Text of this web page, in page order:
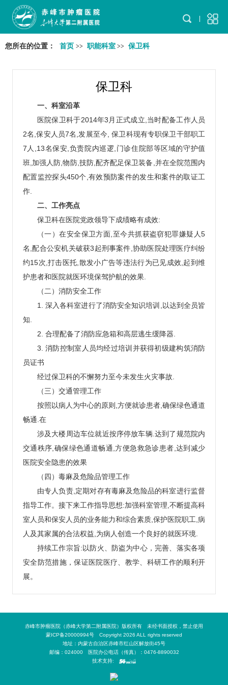
您所在的位置： 首页 >> 职能科室 >> 保卫科
保卫科
一、科室沿革
医院保卫科于2014年3月正式成立,当时配备工作人员
2名,保安人员7名,发展至今, 保卫科现有专职保卫干部职工
7人,13名保安,负责院内巡逻,门诊住院部等区域的守护值
班,加强人防,物防,技防,配齐配足保卫装备,并在全院范围内
配置监控探头450个,有效预防案件的发生和案件的取证工
作.
二、工作亮点
保卫科在医院党政领导下成绩略有成效:
（一）在安全保卫方面,至今共抓获盗窃犯罪嫌疑人5
名,配合公安机关破获3起刑事案件,协助医院处理医疗纠纷
约15次,打击医托,散发小广告等违法行为已见成效,起到维
护患者和医院就医环境保驾护航的效果.
（二）消防安全工作
1. 深入各科室进行了消防安全知识培训,以达到全员皆
知.
2. 合理配备了消防应急箱和高层逃生缓降器.
3. 消防控制室人员均经过培训并获得初级建构筑消防
员证书
经过保卫科的不懈努力至今未发生火灾事故.
（三）交通管理工作
按照以病人为中心的原则,方便就诊患者,确保绿色通道
畅通.在
涉及大楼周边车位就近按序停放车辆.达到了规范院内
交通秩序,确保绿色通道畅通,方便急救急诊患者,达到减少
医院安全隐患的效果
（四）毒麻及危险品管理工作
由专人负责,定期对存有毒麻及危险品的科室进行监督
指导工作。接下来工作指导思想:加强科室管理,不断提高科
室人员和保安人员的业务能力和综合素质,保护医院职工,病
人及其家属的合法权益,为病人创造一个良好的就医环境.
持续工作宗旨:以防火、防盗为中心，完善、落实各项
安全防范措施，保证医院医疗、教学、科研工作的顺利开
展。
赤峰市肿瘤医院（赤峰大学第二附属医院）版权所有 未经书面授权，禁止使用
蒙ICP备20000994号 Copyright 2026 ALL rights reserved
地址：内蒙古自治区赤峰市红山区解放街45号
邮编：024000 医院办公电话（传真）：0476-8890032
技术支持: